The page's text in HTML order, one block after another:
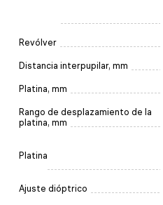
Revólver
Distancia interpupilar, mm
Platina, mm
Rango de desplazamiento de la
platina, mm
Platina
Ajuste dióptrico